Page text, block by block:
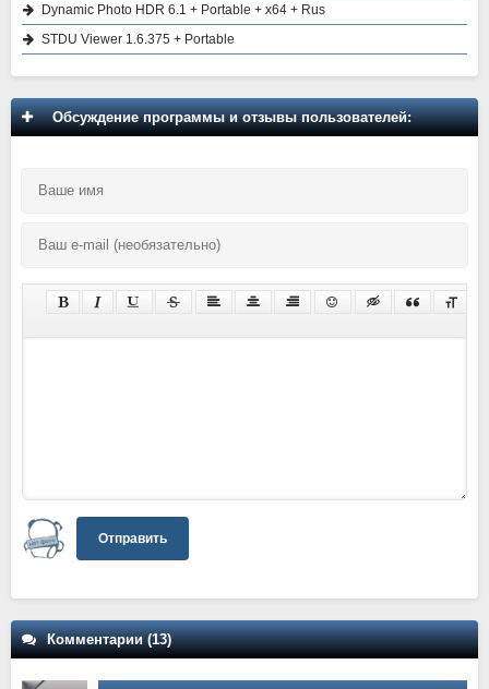
Dynamic Photo HDR 6.1 + Portable + x64 + Rus
STDU Viewer 1.6.375 + Portable
Обсуждение программы и отзывы пользователей:
Отправить
Комментарии (13)